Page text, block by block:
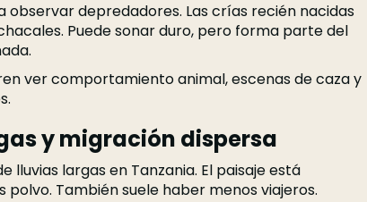
depredadores. Las crías recién nacidas
Puede sonar duro, pero forma parte del
ver comportamiento animal, escenas de caza y
y migración dispersa
lluvias largas en Tanzania. El paisaje está
También suele haber menos viajeros.